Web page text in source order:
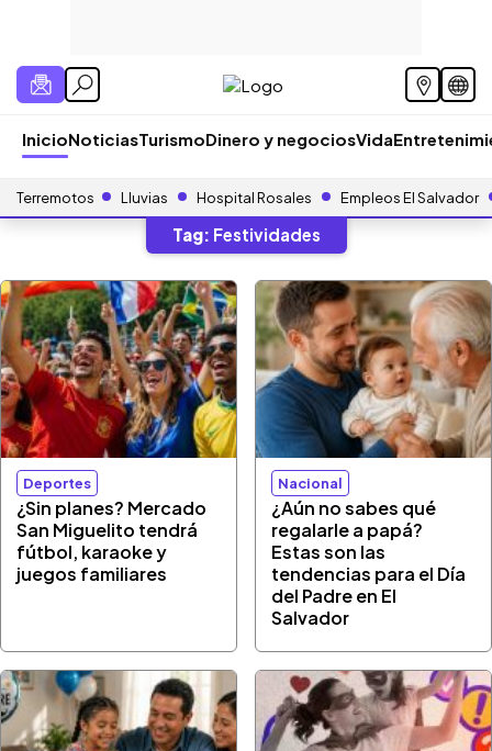
InicioNoticiasTurismoDinero y negociosVida
Terremotos Lluvias Hospital Rosales Empleos El Salvador
Tag: Festividades
Deportes
¿Sin planes? Mercado
San Miguelito tendrá
fútbol, karaoke y
juegos familiares
Nacional
¿Aún no sabes qué
regalarle a papá?
Estas son las
tendencias para el Día
del Padre en El
Salvador